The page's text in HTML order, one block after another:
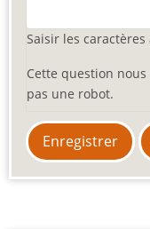
Saisir les
Cette question
pas une robot.